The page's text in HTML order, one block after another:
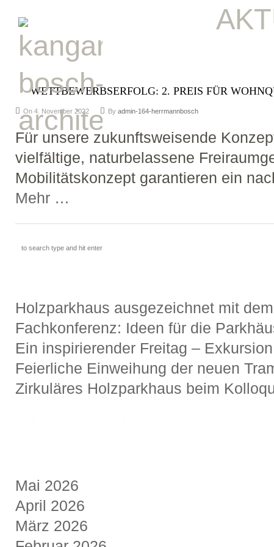
WETTBEWERBSERFOLG: 2. PREIS FÜR
On 4. November 2022 By admin-164-herrmannbosch
Für unsere zukunftsweisende
vielfältige, naturbelassene
Mobilitätskonzept garantieren ein
Mehr …
Holzparkhaus ausgezeichnet mit
Fachkonferenz: Ideen für die
Ein inspirierender Freitag –
Feierliche Einweihung der neuen
Zirkuläres Holzparkhaus beim
Mai 2026
April 2026
März 2026